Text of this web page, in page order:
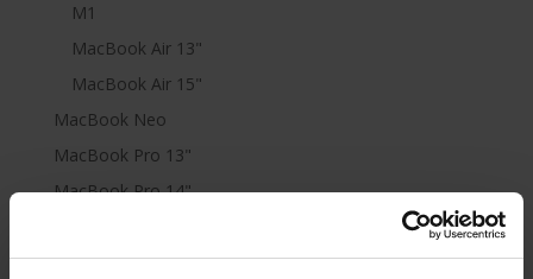
M1
MacBook Air 13"
MacBook Air 15"
MacBook Neo
MacBook Pro 13"
MacBook Pro 14"
Mini Displayport